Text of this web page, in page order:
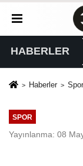
HABERLER
Haberler Spor
SPOR
Yayınlanma: 08